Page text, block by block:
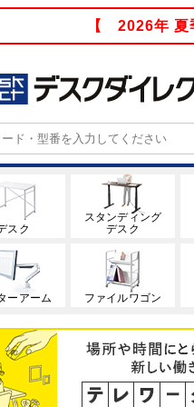
【 2026年 夏
スク
スタンディング
デスク
ーアーム ファイルワゴン